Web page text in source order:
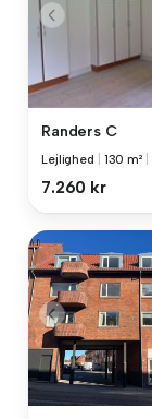
Randers C
Lejlighed 130 m²
7.260 kr